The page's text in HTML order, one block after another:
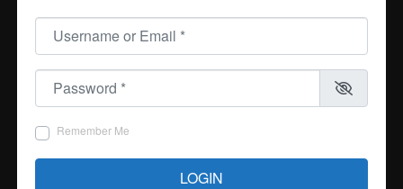
Username or Email
Password
Remember Me
LOGIN